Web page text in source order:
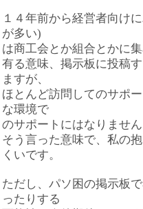
１４年前から経営者向け
が多い)
は商工会とか組合とかに
有る意味、掲示板に投稿
ますが、
ほとんど訪問してのサポ
な環境で
のサポートにはなりませ
そう言った意味で、私の
くいです。
ただし、パソ困の掲示板
ったりする